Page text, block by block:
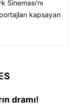
Sineması'nı
kapsayan
dramı!